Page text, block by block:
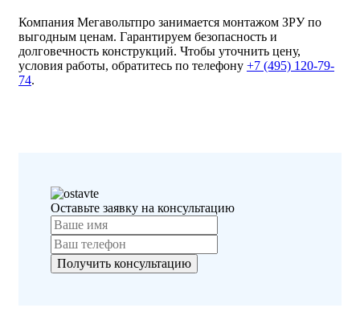
Компания Мегавольтпро занимается монтажом ЗРУ по
выгодным ценам. Гарантируем безопасность и
долговечность конструкций. Чтобы уточнить цену,
условия работы, обратитесь по телефону +7 (495) 120-79-
74.
Оставьте заявку на консультацию